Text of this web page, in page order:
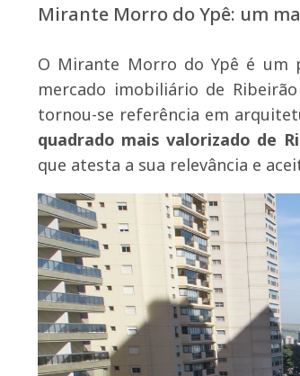
Mirante Morro do Ypê: um
O Mirante Morro do Ypê é um
mercado imobiliário de
tornou-se referência em
quadrado mais valorizado de
que atesta a sua relevância e